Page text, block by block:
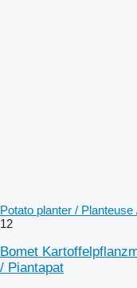
Potato planter /
12
Bomet
/ Piantapat